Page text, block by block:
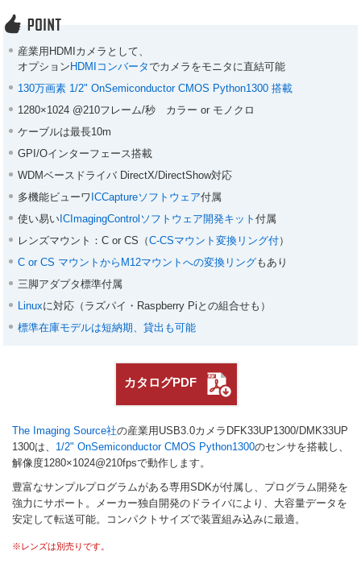
産業用HDMIカメラとして、
オプションHDMIコンバータでカメラをモニタに直結可能
130万画素 1/2" OnSemiconductor CMOS Python1300 搭載
1280×1024 @210フレーム/秒 カラー or モノクロ
ケーブルは最長10m
GPI/Oインターフェース搭載
WDMベースドライバ DirectX/DirectShow対応
多機能ビューワ ICCaptureソフトウェア付属
使い易いICImagingControlソフトウェア開発キット付属
レンズマウント：C or CS（C-CSマウント変換リング付）
C or CS マウントからM12マウントへの変換リングもあり
三脚アダプタ標準付属
Linuxに対応（ラズパイ・Raspberry Piとの組合せも）
標準在庫モデルは短納期、貸出も可能
カタログPDF
The Imaging Source社の産業用USB3.0カメラDFK33UP1300/DMK33UP
1300は、 1/2" OnSemiconductor CMOS Python1300のセンサを搭載し、
解像度1280×1024@210fpsで動作します。
豊富なサンプルプログラムがある専用SDKが付属し、プログラム開発を
強力にサポート。メーカー独自開発のドライバにより、大容量データを
安定して転送可能。コンパクトサイズで装置組み込みに最適。
※レンズは別売りです。